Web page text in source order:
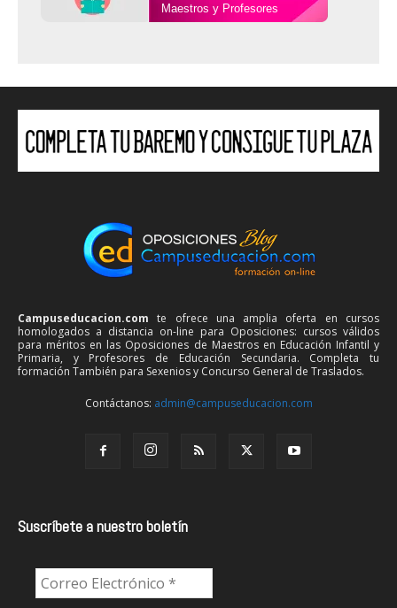
Maestros y Profesores
Campuseducacion.com te ofrece una amplia oferta en cursos
homologados a distancia on-line para Oposiciones: cursos válidos
para méritos en las Oposiciones de Maestros en Educación Infantil y
Primaria, y Profesores de Educación Secundaria. Completa tu
formación También para Sexenios y Concurso General de Traslados.
Contáctanos: admin@campuseducacion.com
Suscríbete a nuestro boletín